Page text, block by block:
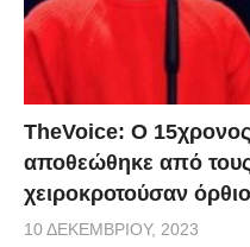
TheVoice: Ο
αποθεώθηκε από
χειροκροτούσαν
10 ΔΕΚΕΜΒΡΊΟΥ, 2023